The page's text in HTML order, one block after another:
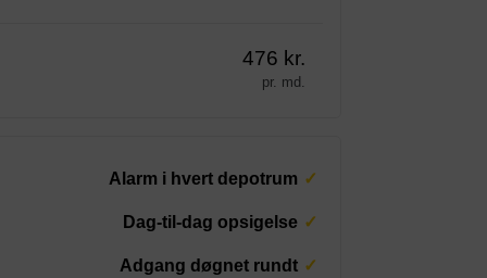
476 kr.
pr. md.
Alarm i hvert depotrum
Dag-til-dag opsigelse
Adgang døgnet rundt